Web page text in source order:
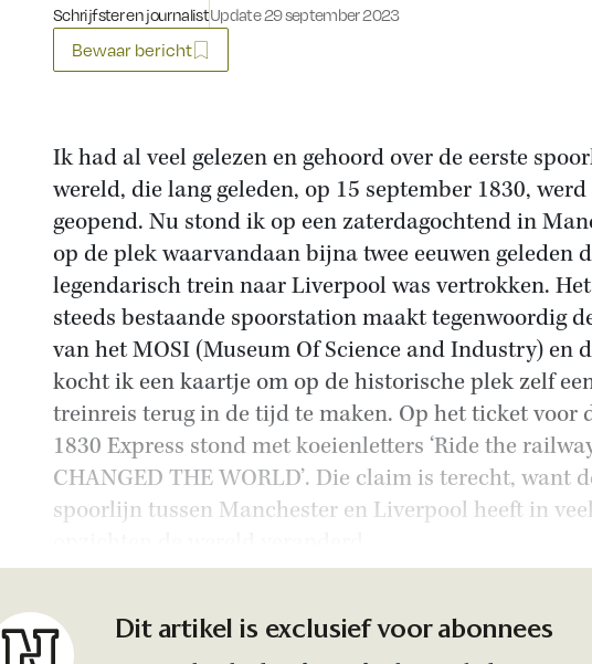
Schrijfster en journalistUpdate 29 september 2023
Bewaar bericht
Ik had al veel gelezen en gehoord over de eerste
wereld, die lang geleden, op 15 september 1830, werd
geopend. Nu stond ik op een zaterdagochtend in
op de plek waarvandaan bijna twee eeuwen geleden
legendarisch trein naar Liverpool was vertrokken.
steeds bestaande spoorstation maakt tegenwoordig
van het MOSI (Museum Of Science and Industry) en
kocht ik een kaartje om op de historische plek zelf
treinreis terug in de tijd te maken. Op het ticket voor
1830 Express stond met koeienletters ‘Ride the
CHANGED THE WORLD’. Die claim is terecht, want
spoorlijn tussen Manchester en Liverpool heeft in veel
Dit artikel is exclusief voor abonnees